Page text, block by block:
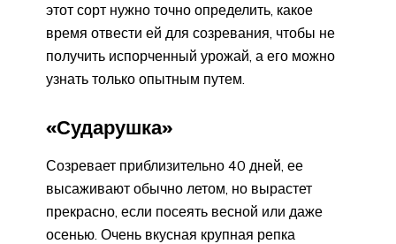
этот сорт нужно точно определить, какое
время отвести ей для созревания, чтобы не
получить испорченный урожай, а его можно
узнать только опытным путем.
«Сударушка»
Созревает приблизительно 40 дней, ее
высаживают обычно летом, но вырастет
прекрасно, если посеять весной или даже
осенью. Очень вкусная крупная репка